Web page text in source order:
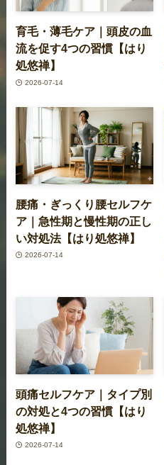
育毛・薄毛ケア｜頭皮の血
流を促す4つの習慣【はり
処悠禅】
2026-07-14
腰痛・ぎっくり腰セルフケ
ア｜急性期と慢性期の正し
い対処法【はり処悠禅】
2026-07-14
頭痛セルフケア｜タイプ別
の対処と4つの習慣【はり
処悠禅】
2026-07-14